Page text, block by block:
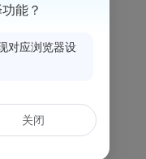
406室）
能？
对应浏览器设
关闭